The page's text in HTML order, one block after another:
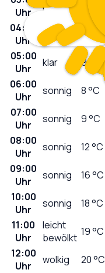
Uhr
klar 11°C
04:00
Uhr
klar 9°C
05:00
Uhr
klar 9°C
06:00
Uhr
sonnig 8°C
07:00
Uhr
sonnig 9°C
08:00
Uhr
sonnig 12°C
09:00
Uhr
sonnig 16°C
10:00
Uhr
sonnig 18°C
11:00
Uhr
leicht
bewölkt 19°C
12:00
Uhr
wolkig 20°C